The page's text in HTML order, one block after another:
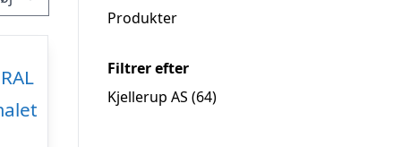
Produkter
Filtrer efter
Kjellerup AS (64)